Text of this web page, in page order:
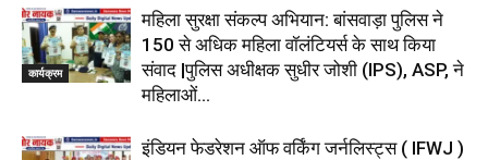
कार्यक्रम
महिला सुरक्षा संकल्प अभियान: बांसवाड़ा पुलिस ने
150 से अधिक महिला वॉलंटियर्स के साथ किया
संवाद |पुलिस अधीक्षक सुधीर जोशी (IPS), ASP, ने
महिलाओं...
इंडियन फेडरेशन ऑफ वर्किंग जर्नलिस्ट्स ( IFWJ )